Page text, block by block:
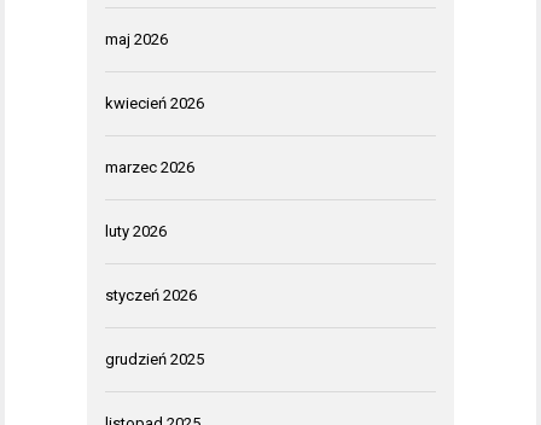
maj 2026
kwiecień 2026
marzec 2026
luty 2026
styczeń 2026
grudzień 2025